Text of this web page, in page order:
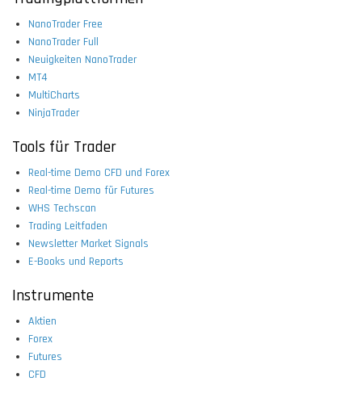
NanoTrader Free
NanoTrader Full
Neuigkeiten NanoTrader
MT4
MultiCharts
NinjaTrader
Tools für Trader
Real-time Demo CFD und Forex
Real-time Demo für Futures
WHS Techscan
Trading Leitfaden
Newsletter Market Signals
E-Books und Reports
Instrumente
Aktien
Forex
Futures
CFD